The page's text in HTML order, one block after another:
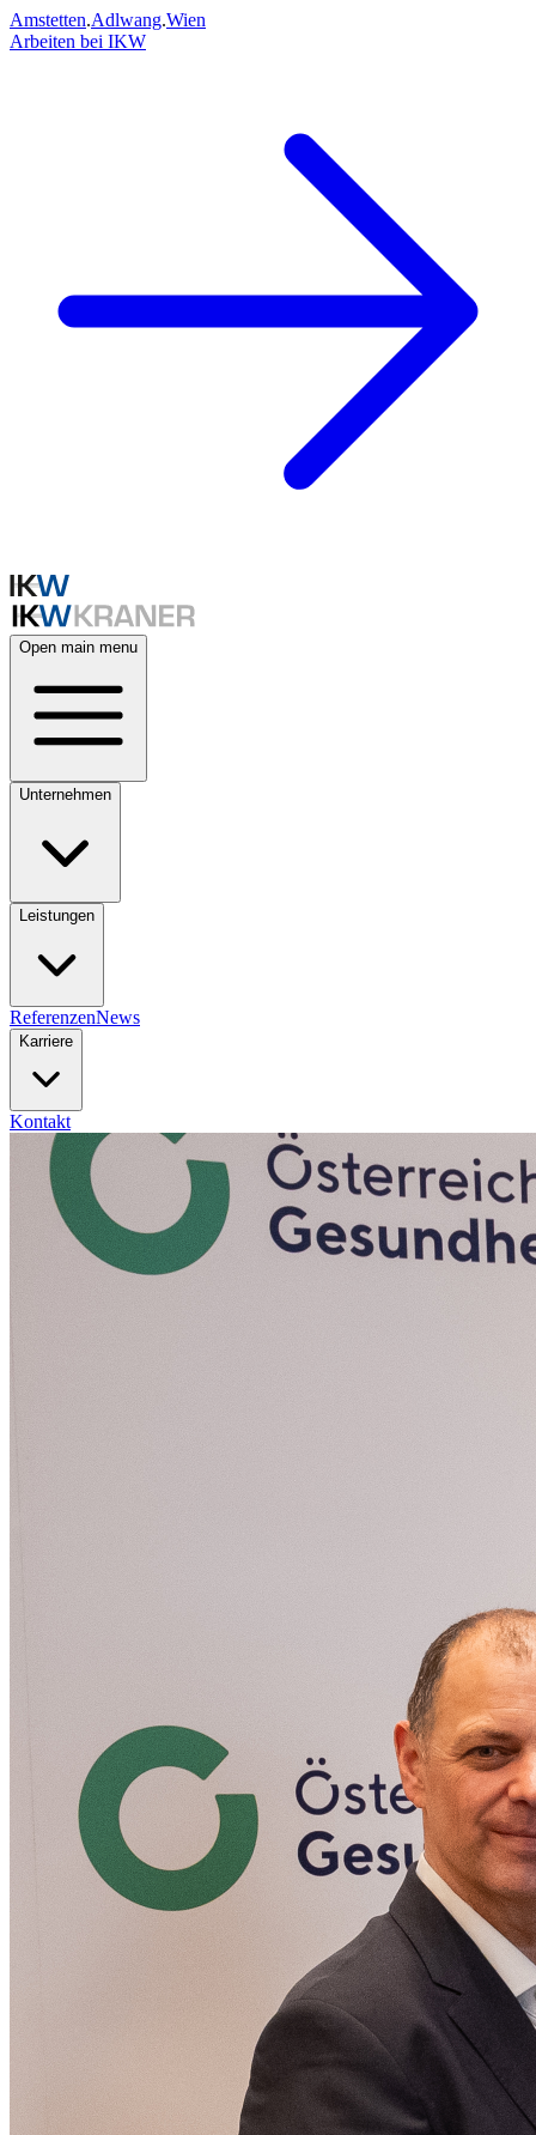
Amstetten.Adlwang.Wien
Arbeiten bei IKW
Open main menu
Unternehmen
Leistungen
ReferenzenNews
Karriere
Kontakt